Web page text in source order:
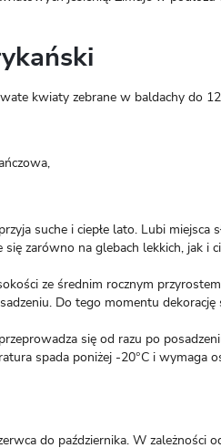
kwiaty zebrane w baldachy do
suche i ciepłe lato. Lubi miejsca
zarówno na glebach lekkich, jak i
ze średnim rocznym
Do tego momentu dekorację
się od razu po
spada poniżej -20°C i wymaga
do października. W zależności